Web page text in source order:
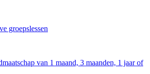
groepslessen
van 1 maand, 3 maanden, 1 jaar of